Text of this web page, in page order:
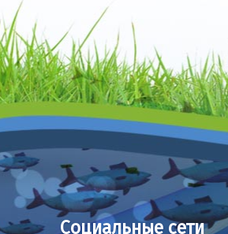
Социальные сети